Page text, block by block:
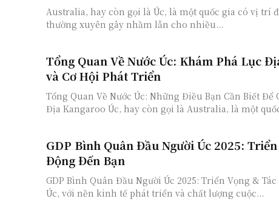
Australia, hay còn gọi là Úc, là một quốc gia có vị trí
thường xuyên gây nhầm lẫn cho nhiều...
Tổng Quan Về Nước Úc: Khám Phá Lục
và Cơ Hội Phát Triển
Tổng Quan Về Nước Úc: Những Điều Bạn Cần Biết Để
Địa Kangaroo Úc, hay còn gọi là Australia, là một
GDP Bình Quân Đầu Người Úc 2025:
Động Đến Bạn
GDP Bình Quân Đầu Người Úc 2025: Triển Vọng &
Úc, với nền kinh tế phát triển và chất lượng cuộc...